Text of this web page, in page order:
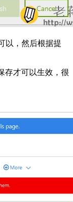
以，然后根据提
存才可以生效，很